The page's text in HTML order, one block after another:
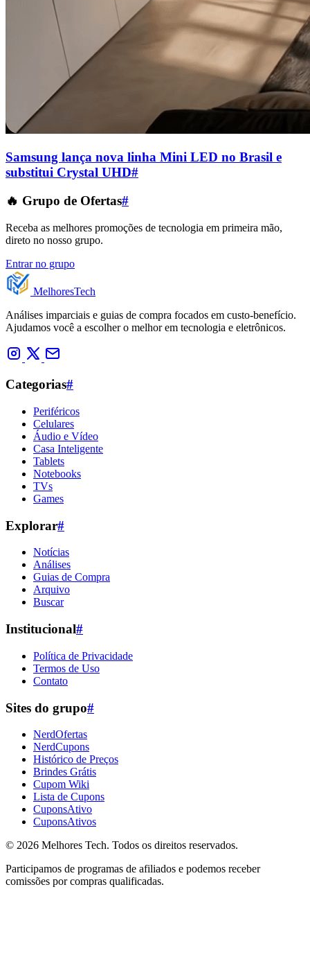
Samsung lança nova linha Mini LED no Brasil e
substitui Crystal UHD#
🔥 Grupo de Ofertas#
Receba as melhores promoções de tecnologia em primeira mão,
direto no nosso grupo.
Entrar no grupo
MelhoresTech
Análises imparciais e guias de compra focados em custo-benefício.
Ajudamos você a escolher o melhor em tecnologia e eletrônicos.
Categorias#
Periféricos
Celulares
Áudio e Vídeo
Casa Inteligente
Tablets
Notebooks
TVs
Games
Explorar#
Notícias
Análises
Guias de Compra
Arquivo
Buscar
Institucional#
Política de Privacidade
Termos de Uso
Contato
Sites do grupo#
NerdOfertas
NerdCupons
Histórico de Preços
Brindes Grátis
Cupom Wiki
Lista de Cupons
CuponsAtivo
CuponsAtivos
© 2026 Melhores Tech. Todos os direitos reservados.
Participamos de programas de afiliados e podemos receber
comissões por compras qualificadas.